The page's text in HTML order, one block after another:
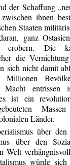
der Schaffung
ihnen
Staaten
ganz
Die
die
sich nicht damit
Macht
ist ein
Länder.
über den
über den
Welt
würde